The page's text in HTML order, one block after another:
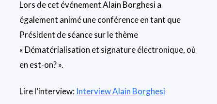
Lors de cet événement Alain Borghesi a
également animé une conférence en tant que
Président de séance sur le thème
« Dématérialisation et signature électronique, où
en est-on? ».
Lire l’interview: Interview Alain Borghesi